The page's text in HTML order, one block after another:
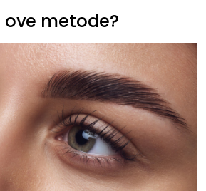
ove metode?